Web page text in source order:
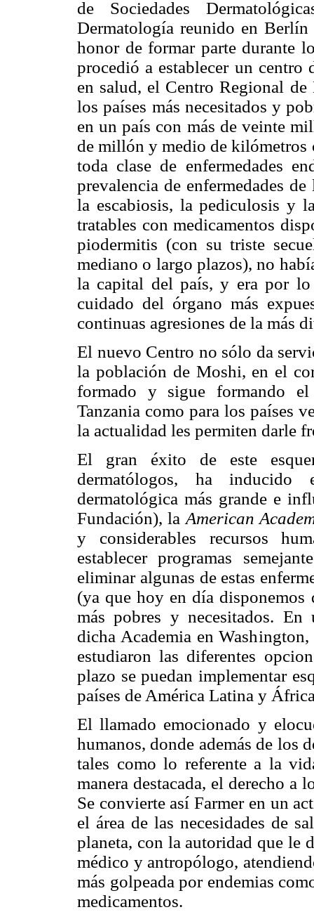
de Sociedades
Dermatología reunido en
honor de formar parte durante
procedió a establecer un centro
en salud, el Centro Regional
los países más necesitados y
en un país con más de veinte
de millón y medio de kilómetros
toda clase de enfermedades
prevalencia de enfermedades
la escabiosis, la pediculosis y
tratables con medicamentos
piodermitis (con su triste
mediano o largo plazos), no
la capital del país, y era por
cuidado del órgano más
continuas agresiones de la más
El nuevo Centro no sólo da
la población de Moshi, en el
formado y sigue formando el
Tanzania como para los países
la actualidad les permiten darle
El gran éxito de este
dermatólogos, ha
dermatológica más grande e
Fundación), la American
y considerables recursos
establecer programas
eliminar algunas de estas
(ya que hoy en día disponemos
más pobres y necesitados. En
dicha Academia en
estudiaron las diferentes
plazo se puedan implementar
países de América Latina y
El llamado emocionado y
humanos, donde además de los
tales como lo referente a la
manera destacada, el derecho a
Se convierte así Farmer en un
el área de las necesidades de
planeta, con la autoridad que le
médico y antropólogo,
más golpeada por endemias
medicamentos.